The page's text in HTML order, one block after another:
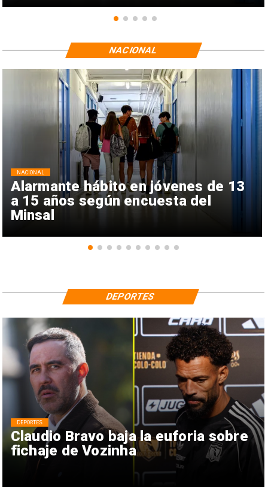
Alarmante hábito en jóvenes de 13
a 15 años según encuesta del
Minsal
NACIONAL
NACIONAL
Claudio Bravo baja la euforia sobre
fichaje de Vozinha
DEPORTES
DEPORTES